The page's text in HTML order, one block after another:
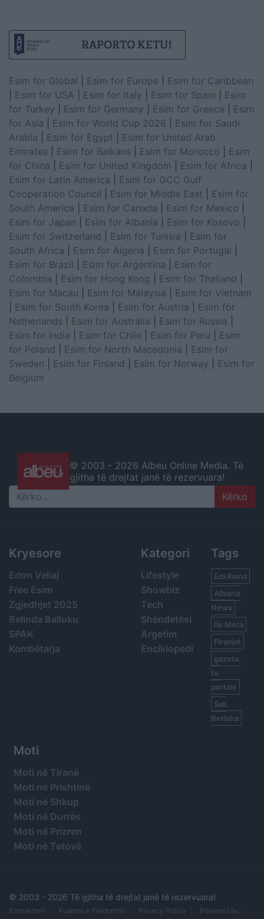
Esim for Global Esim for Europe
Esim for Caribbean
Esim for USA Esim for Italy Esim for Spain
Esim
for Turkey
Esim for Germany Esim for Greece
Esim
for Asia
Esim for World Cup 2026
Esim for Saudi
Arabia
Esim for Egypt
Esim for United Arab
Emirates
Esim for Balkans Esim for Morocco
Esim
for China
Esim for United Kingdom Esim for Africa
Esim for Latin America
Esim for GCC Gulf
Cooperation Council
Esim for Middle East
Esim for
South America
Esim for Canada Esim for Mexico
Esim for Japan
Esim for Albania Esim for Kosovo
Esim for Switzerland
Esim for Tunisia
Esim for
South Africa
Esim for Algeria Esim for Portugal
Esim for Brazil
Esim for Argentina
Esim for
Colombia
Esim for Hong Kong Esim for Thailand
Esim for Macau
Esim for Malaysia
Esim for Vietnam
Esim for South Korea Esim for Austria
Esim for
Netherlands
Esim for Australia Esim for Russia
Esim for India
Esim for Chile Esim for Peru
Esim
for Poland
Esim for North Macedonia
Esim for
Sweden
Esim for Finland Esim for Norway
Esim for
Belgium
© 2003 - 2026 Albeu Online Media. Të
gjitha të drejtat janë të rezervuara!
Search
Kryesore
Erion Veliaj
Free Esim
Zgjedhjet 2025
Belinda Balluku
SPAK
Kombëtarja
Kategori
Lifestyle
Showbiz
Tech
Shëndetësi
Argetim
Enciklopedi
Tags
Edi Rama
Albania
News
Ilir Meta
Piranjat
gazeta,
tv,
portale
Sali
Berisha
Moti
Moti në Tiranë
Moti në Prishtinë
Moti në Shkup
Moti në Durrës
Moti në Prizren
Moti në Tetovë
© 2003 - 2026 Të gjitha të drejtat janë të rezervuara!
Kontaktoni Kushtet e Përdorimit Privacy Policy Powered by: